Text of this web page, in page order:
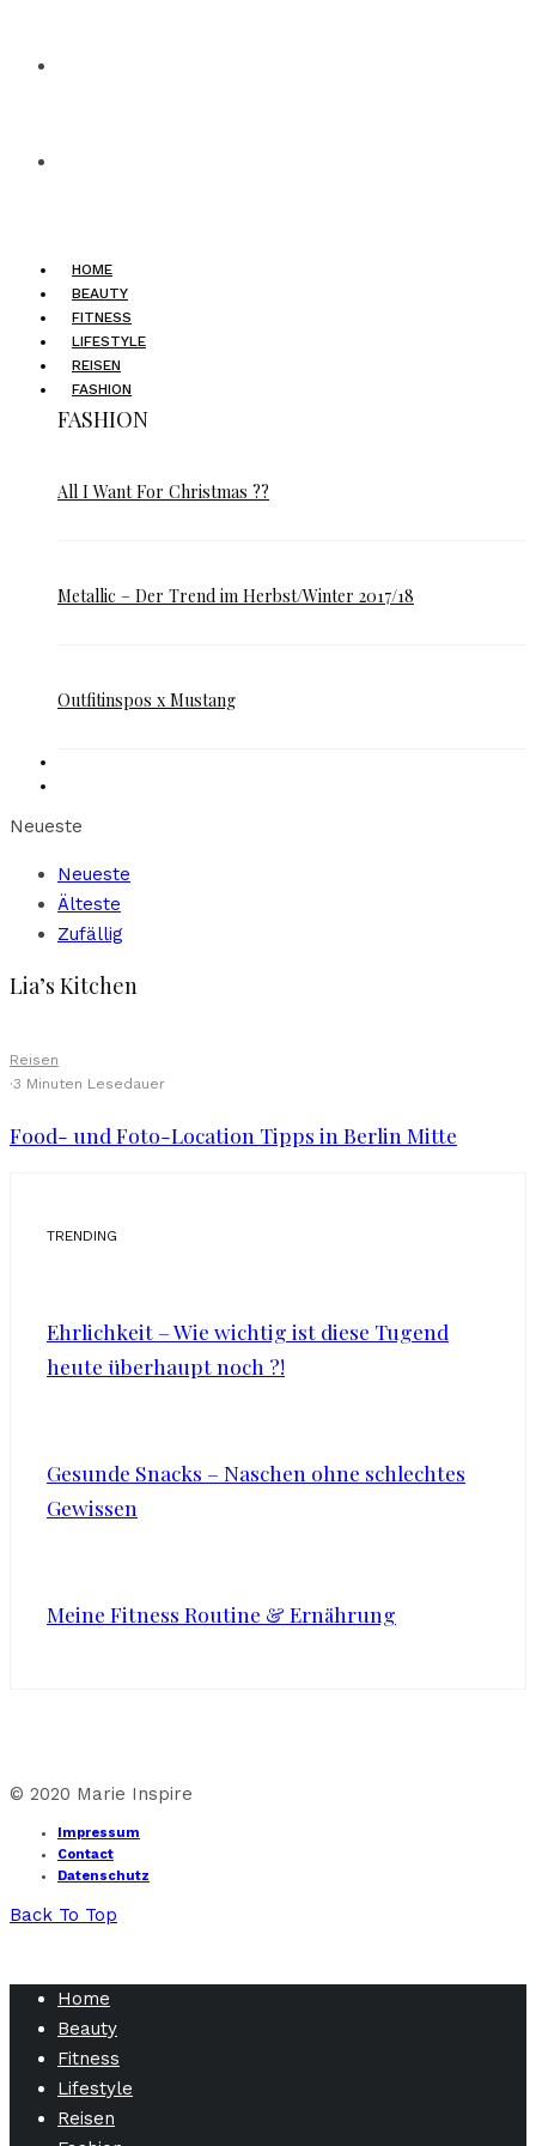
HOME
BEAUTY
FITNESS
LIFESTYLE
REISEN
FASHION
FASHION
All I Want For Christmas ??
Metallic – Der Trend im Herbst/Winter 2017/18
Outfitinspos x Mustang
Neueste
Neueste
Älteste
Zufällig
Lia’s Kitchen
Reisen
·3 Minuten Lesedauer
Food- und Foto-Location Tipps in Berlin Mitte
TRENDING
Ehrlichkeit – Wie wichtig ist diese Tugend
heute überhaupt noch ?!
Gesunde Snacks – Naschen ohne schlechtes
Gewissen
Meine Fitness Routine & Ernährung
© 2020 Marie Inspire
Impressum
Contact
Datenschutz
Back To Top
Home
Beauty
Fitness
Lifestyle
Reisen